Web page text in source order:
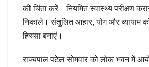
की चिंता करें। नियमित स्वास्थ्य परीक्षण
निकाले। संतुलित आहार, योग और व्यायाम
हिस्सा बनाएं।
राज्यपाल पटेल सोमवार को लोक भवन में